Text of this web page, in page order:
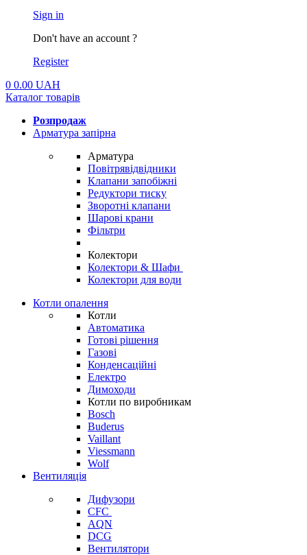
Sign in
Don't have an account ?
Register
0 0.00 UAH
Каталог товарів
Розпродаж
Арматура запірна
Арматура
Повітрявідвідники
Клапани запобіжні
Редуктори тиску
Зворотні клапани
Шарові крани
Фільтри
Колектори
Колектори & Шафи
Колектори для води
Котли опалення
Котли
Автоматика
Готові рішення
Газові
Конденсаційні
Електро
Димоходи
Котли по виробникам
Bosch
Buderus
Vaillant
Viessmann
Wolf
Вентиляція
Дифузори
CFC
AQN
DCG
Вентилятори